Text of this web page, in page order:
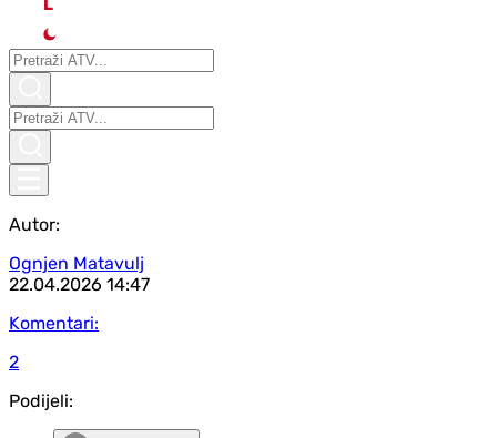
Autor:
Ognjen Matavulj
22.04.2026 14:47
Komentari:
2
Podijeli: